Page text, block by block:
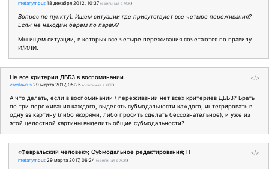
metanymous 18 декабря 2012, 10:37 (оригинал в ЖЖ)
Вопрос по пункту1. Ищем ситуации где присутствуют все четыре переживания?
Если не находим берем по парам?
Мы ищем ситуации, в которых все четыре переживания сочетаются по правилу
И/ИЛИ.
</>
Не все критерии ДББЗ в воспоминании
vseslavrus 29 марта 2017, 05:25 (оригинал в ЖЖ)
А что делать, если в воспоминании \ переживании нет всех критериев ДББЗ? Брать
по три переживания каждого, выделять субмодальности каждого, интегрировать в
одну ээ картину (либо якорями, либо просить сделать бессознательное), и уже из
этой целостной картины выделить общие субмодальности?
</>
«Февральский человек»; Субмодальное редактирования; Н
metanymous 29 марта 2017, 06:24 (оригинал в ЖЖ)